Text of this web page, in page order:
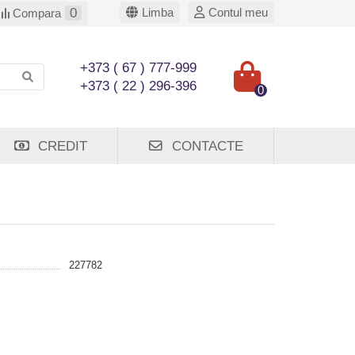
Compara 0 Limba Contul meu
+373 ( 67 ) 777-999
+373 ( 22 ) 296-396
0
CREDIT CONTACTE
227782